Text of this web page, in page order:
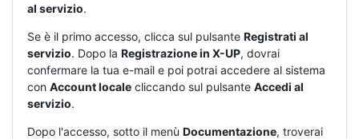
al servizio.
Se è il primo accesso, clicca sul pulsante Registrati al
servizio. Dopo la Registrazione in X-UP, dovrai
confermare la tua e-mail e poi potrai accedere al sistema
con Account localecliccando sul pulsante Accedi al
servizio.
Dopo l'accesso, sotto il menù Documentazione, troverai